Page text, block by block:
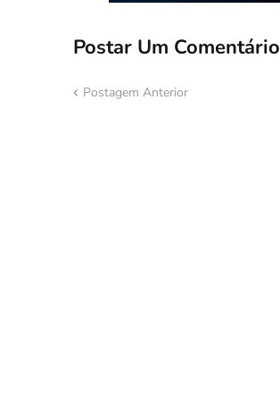
Postar Um Comentário
Postagem Anterior